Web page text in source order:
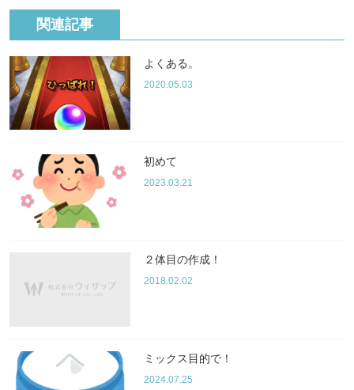
関連記事
よくある。
2020.05.03
初めて
2023.03.21
２体目の作成！
2018.02.02
ミックス目的で！
2024.07.25